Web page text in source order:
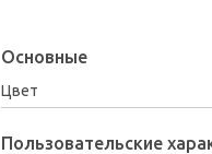
Основные
Цвет
Пользовательские